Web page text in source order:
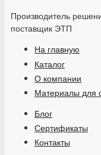
Производитель
поставщик ЭТП
На главную
Каталог
О компании
Материалы для
Блог
Сертификаты
Контакты